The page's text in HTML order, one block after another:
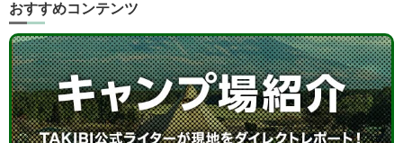
おすすめコンテンツ